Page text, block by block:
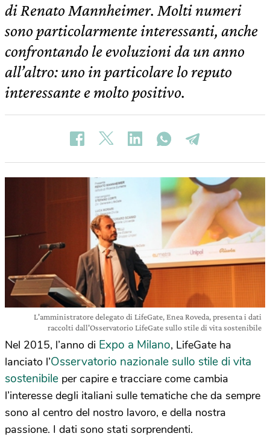
di Renato Mannheimer. Molti numeri
sono particolarmente interessanti, anche
confrontando le evoluzioni da un anno
all’altro: uno in particolare lo reputo
interessante e molto positivo.
L'amministratore delegato di LifeGate, Enea Roveda, presenta i dati
raccolti dall'Osservatorio LifeGate sullo stile di vita sostenibile
Nel 2015, l’anno di Expo a Milano, LifeGate ha
lanciato l’Osservatorio nazionale sullo stile di vita
sostenibile per capire e tracciare come cambia
l’interesse degli italiani sulle tematiche che da sempre
sono al centro del nostro lavoro, e della nostra
passione. I dati sono stati sorprendenti.